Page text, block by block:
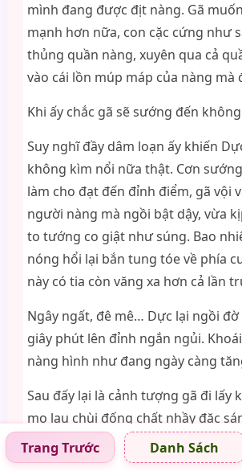
mình đang được địt nàng. Gã
mạnh hơn nữa, con cặc cứng như
thủng quần nàng, xuyên qua cả
vào cái lồn múp máp của nàng mà
Khi ấy chắc gã sẽ sướng đến
Suy nghĩ đầy dâm loạn ấy khiến
không kìm nổi nữa thật. Cơn
làm cho đạt đến đỉnh điểm, gã vội
người nàng mà ngồi bật dậy, vừa
to tướng co giật như súng. Bao
nóng hổi lại bắn tung tóe về phía
này có tia còn văng xa hơn cả lần
Ngây ngất, đê mê… Dực lại ngồi
giây phút lên đỉnh ngắn ngủi.
nàng hình như đang ngày càng
Sau đấy lại là cảnh tượng gã đi lấy
mọ lau chùi đống chất nhầy đặc
lẫn dưới sàn. Nhung nghe tiếng
mất một lúc mới xong liền trộm
Trang Trước Danh Sách